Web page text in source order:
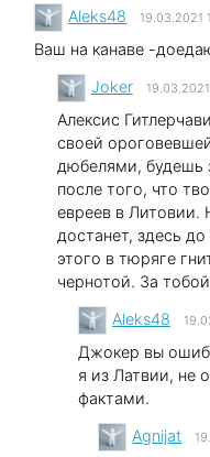
Aleks48 19.03.2021
Ваш на канаве -
Joker
Алексис
своей
дюбелями, будешь
после того, что
евреев в Литовии.
достанет, здесь
этого в тюряге
чернотой. За
Aleks48
Джокер вы
я из Латвии, не
фактами.
Agnijat